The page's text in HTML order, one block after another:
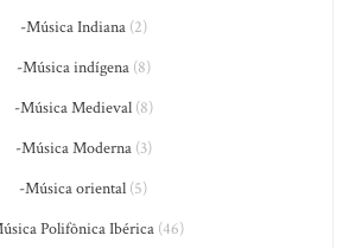
-Música Indiana(2)
-Música indígena(8)
-Música Medieval(8)
-Música Moderna(3)
-Música oriental (5)
Polifônica Ibérica(46)